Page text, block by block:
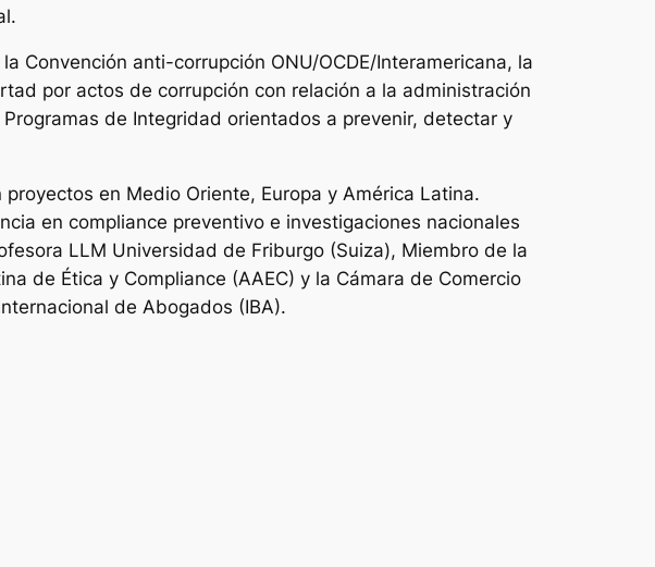
Convención anti-corrupción ONU/OCDE/Interamericana, la
por actos de corrupción con relación a la administración
de Integridad orientados a prevenir, detectar y
en Medio Oriente, Europa y América Latina.
en compliance preventivo e investigaciones nacionales
LLM Universidad de Friburgo (Suiza), Miembro de la
de Ética y Compliance (AAEC) y la Cámara de Comercio
de Abogados (IBA).